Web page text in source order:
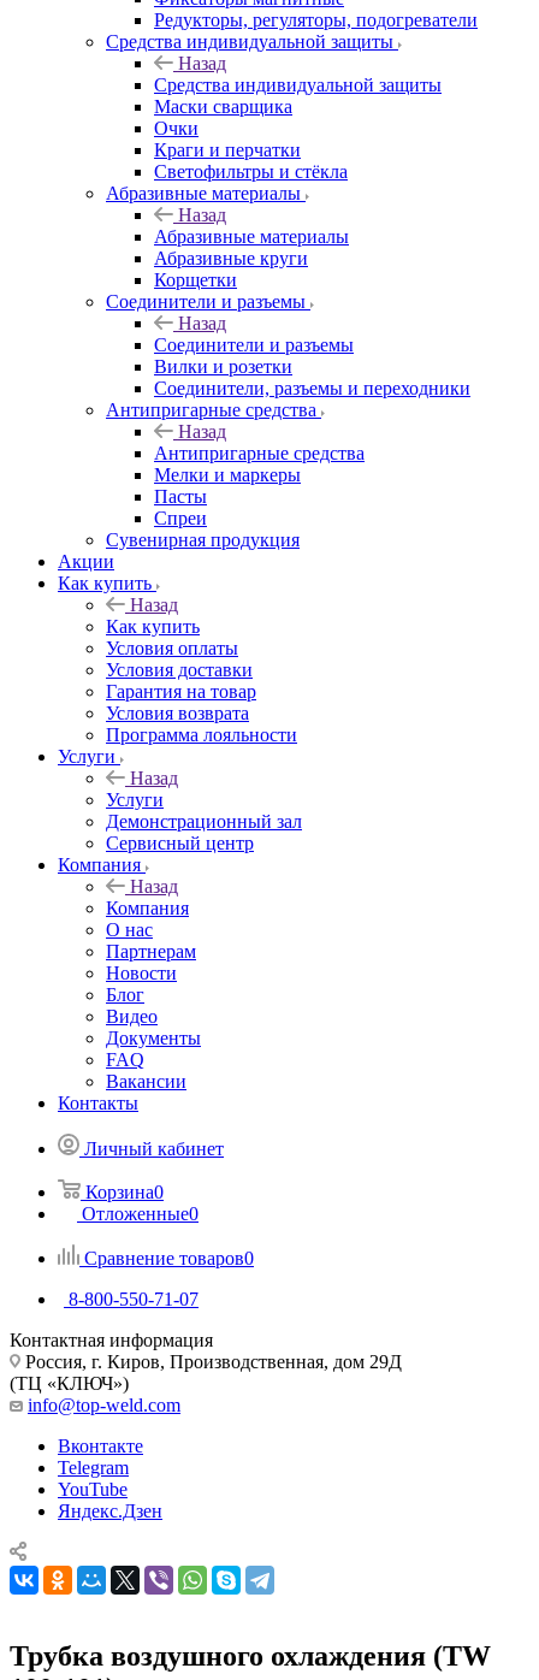
Редукторы, регуляторы, подогреватели
Средства индивидуальной защиты
Назад
Средства индивидуальной защиты
Маски сварщика
Очки
Краги и перчатки
Светофильтры и стёкла
Абразивные материалы
Назад
Абразивные материалы
Абразивные круги
Корщетки
Соединители и разъемы
Назад
Соединители и разъемы
Вилки и розетки
Соединители, разъемы и переходники
Антипригарные средства
Назад
Антипригарные средства
Мелки и маркеры
Пасты
Спреи
Сувенирная продукция
Акции
Как купить
Назад
Как купить
Условия оплаты
Условия доставки
Гарантия на товар
Условия возврата
Программа лояльности
Услуги
Назад
Услуги
Демонстрационный зал
Сервисный центр
Компания
Назад
Компания
О нас
Партнерам
Новости
Блог
Видео
Документы
FAQ
Вакансии
Контакты
Личный кабинет
Корзина0
Отложенные0
Сравнение товаров0
8-800-550-71-07
Контактная информация
Россия, г. Киров, Производственная, дом 29Д
(ТЦ «КЛЮЧ»)
info@top-weld.com
Вконтакте
Telegram
YouTube
Яндекс.Дзен
Трубка воздушного охлаждения (TW